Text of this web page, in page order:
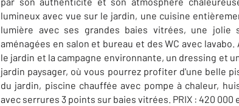
lumineux avec vue sur le jardin, une cuisine
lumière avec ses grandes baies vitrées, une jolie
aménagées en salon et bureau et des WC avec
le jardin et la campagne environnante, un dressing et
jardin paysager, où vous pourrez profiter d'une belle
du jardin, piscine chauffée avec pompe à chaleur,
avec serrures 3 points sur baies vitrées. PRIX : 420 000